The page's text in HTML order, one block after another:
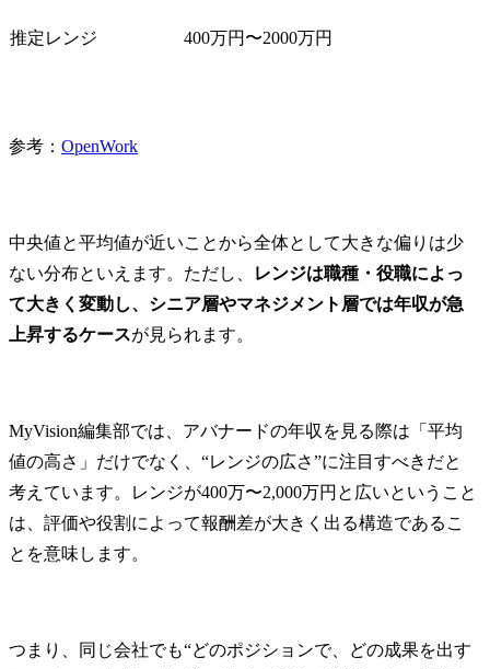
推定レンジ 400万円〜2000万円
参考： OpenWork
中央値と平均値が近いことから全体として大きな偏りは少
ない分布といえます。ただし、
レンジは職種・役職によっ
て大きく変動し、シニア層やマネジメント層では年収が急
上昇するケースが見られます。
MyVision編集部では、アバナードの年収を見る際は「平均
値の高さ」だけでなく、“レンジの広さ”に注目すべきだと
考えています。レンジが400万〜2,000万円と広いということ
は、評価や役割によって報酬差が大きく出る構造であるこ
とを意味します。
つまり、同じ会社でも“どのポジションで、どの成果を出す